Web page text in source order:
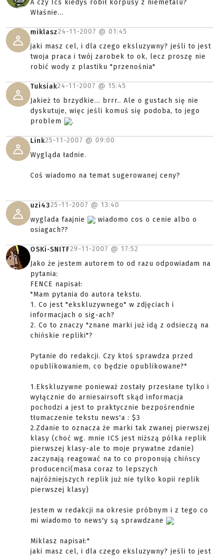
A czy Ics kiedyś robił korpusy z niemetalu?
Właśnie...
miklasz24-11-2007 @ 01:45
jaki masz cel, i dla czego eksluzywny? jeśli to jest
twoja praca i twój zarobek to ok, lecz proszę nie
robić wody z plastiku "przenośnia"
Tuksiak24-11-2007 @ 15:45
Jakież to brzydkie... brrr.. Ale o gustach się nie
dyskutuje, więc jeśli komuś się podoba, to jego
problem
.
Link25-11-2007 @ 09:00
Wygląda ładnie.
Coś wiadomo na temat sugerowanej ceny?
uzi4325-11-2007 @ 13:40
wyglada faajnie
wiadomo cos o cenie albo o
osiagach??
OSKi-SNITF29-11-2007 @ 17:52
Jako że jestem autorem to od razu odpowiadam na
pytania:
FENCE napisał:
"Mam pytania do autora tekstu.
1. Co jest "ekskluzywnego" w zdjęciach i
informacjach o sig-ach?
2. Co to znaczy "znane marki już idą z odsieczą na
chińskie repliki"?
Pytanie do redakcji. Czy ktoś sprawdza przed
opublikowaniem, co będzie opublikowane?"
1.Ekskluzywne ponieważ zostały przesłane tylko i
wyłącznie do arniesairsoft skąd informacja
pochodzi a jest to praktycznie bezpośrendnie
tłumaczenie tekstu news'a : $3
2.Zdanie to oznacza że marki tak zwanej pierwszej
klasy (choć wg. mnie ICS jest niższą pólka replik
pierwszej klasy-ale to moje prywatne zdanie)
zaczynają reagować na to co proponują chińscy
producenci(masa coraz to lepszych
najróżniejszych replik już nie tylko kopii replik
pierwszej klasy)
Jestem w redakcji na okresie próbnym i z tego co
mi wiadomo to news'y są sprawdzane
Miklasz napisał:"
jaki masz cel, i dla czego eksluzywny? jeśli to jest